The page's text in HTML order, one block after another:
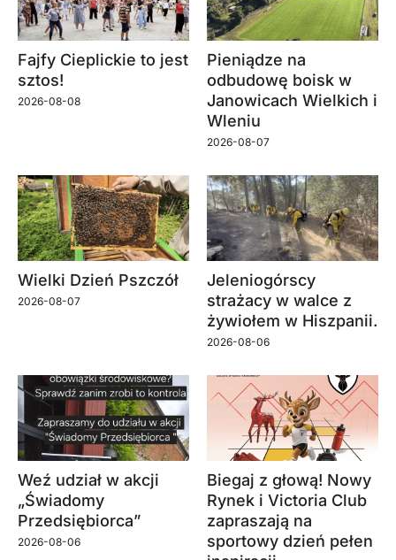
Fajfy Cieplickie to jest
sztos!
2026-08-08
Pieniądze na
odbudowę boisk w
Janowicach Wielkich i
Wleniu
2026-08-07
Wielki Dzień Pszczół
2026-08-07
Jeleniogórscy
strażacy w walce z
żywiołem w Hiszpanii.
2026-08-06
Weź udział w akcji
„Świadomy
Przedsiębiorca”
2026-08-06
Biegaj z głową! Nowy
Rynek i Victoria Club
zapraszają na
sportowy dzień pełen